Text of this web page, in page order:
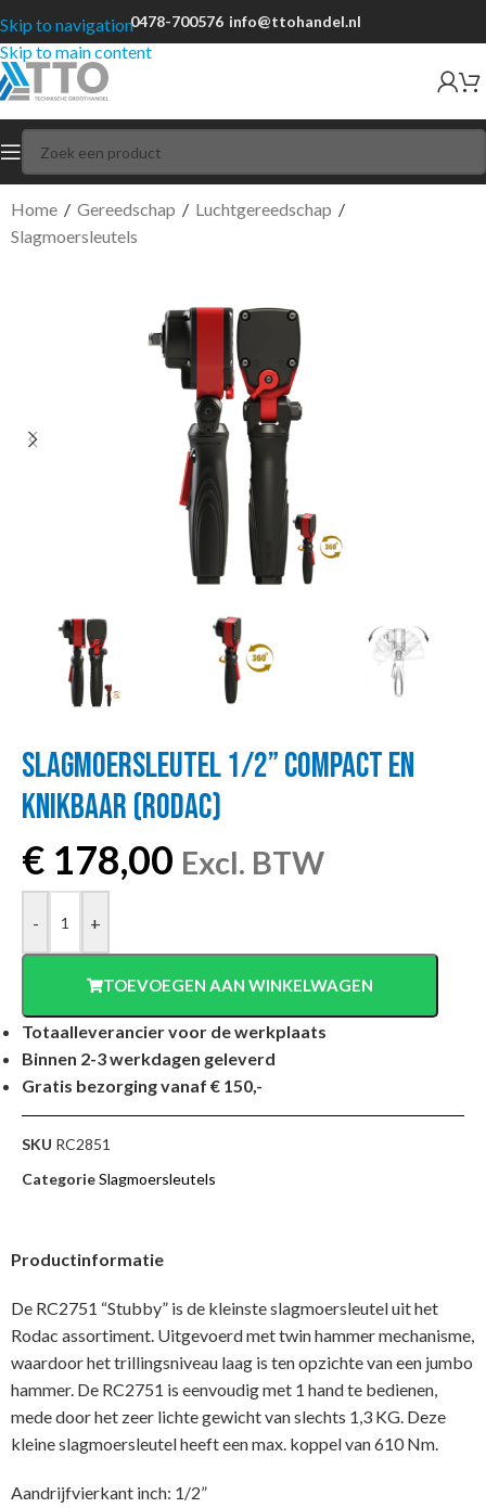
Skip to navigation
Skip to main content
0478-700576 info@ttohandel.nl
Home / Gereedschap / Luchtgereedschap /
Slagmoersleutels
SLAGMOERSLEUTEL 1/2” COMPACT EN
KNIKBAAR (RODAC)
€ 178,00 Excl. BTW
- +
TOEVOEGEN AAN WINKELWAGEN
Totaalleverancier voor de werkplaats
Binnen 2-3 werkdagen geleverd
Gratis bezorging vanaf € 150,-
SKU RC2851
CategorieSlagmoersleutels
Productinformatie
De RC2751 “Stubby” is de kleinste slagmoersleutel uit het
Rodac assortiment. Uitgevoerd met twin hammer mechanisme,
waardoor het trillingsniveau laag is ten opzichte van een jumbo
hammer. De RC2751 is eenvoudig met 1 hand te bedienen,
mede door het zeer lichte gewicht van slechts 1,3 KG. Deze
kleine slagmoersleutel heeft een max. koppel van 610 Nm.
Aandrijfvierkant inch: 1/2”